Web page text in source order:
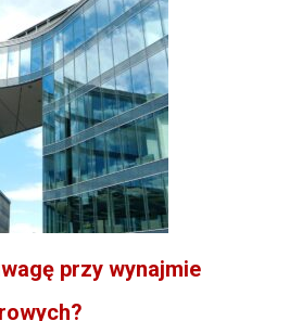
przy wynajmie